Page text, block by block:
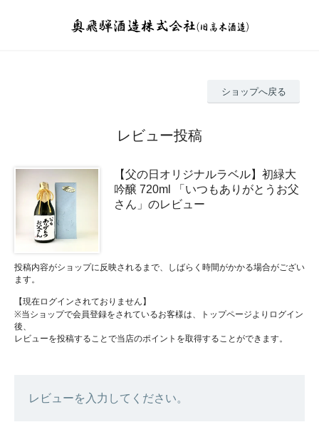
ショップへ戻る
レビュー投稿
【父の日オリジナルラベル】初緑大
吟醸 720ml 「いつもありがとうお父
さん」のレビュー
投稿内容がショップに反映されるまで、しばらく時間がかかる場合がござい
ます。
【現在ログインされておりません】
※当ショップで会員登録をされているお客様は、トップページよりログイン
後、
レビューを投稿することで当店のポイントを取得することができます。
レビューを入力してください。